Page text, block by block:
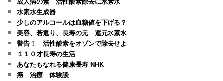
水素水生成器
少しのアルコールは血糖値を下げる？
美容、若返り、長寿の元 還元水素水
警告！ 活性酸素をオゾンで除去せよ
１１０才長寿の生活
あなたもなれる健康長寿 NHK
癌 治療 体験談